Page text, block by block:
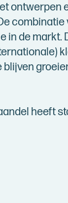
ontwerpen
combinatie
in de markt.
heeft